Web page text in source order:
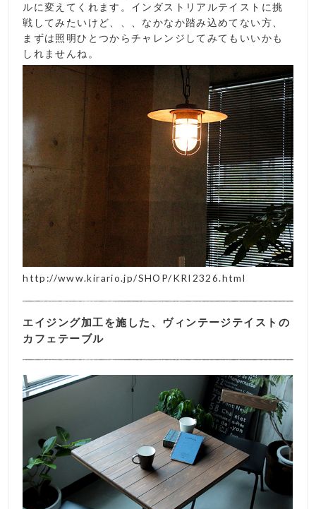
ルに変えてくれます。インダストリアルテイストに挑
戦してみたいけど、、、なかなか踏み込めてない方、
まずは照明ひとつからチャレンジしてみてもいいかも
しれませんね。
http://www.kirario.jp/SHOP/KRI2326.html
エイジング加工を施した、ヴィンテージテイストの
カフェテーブル